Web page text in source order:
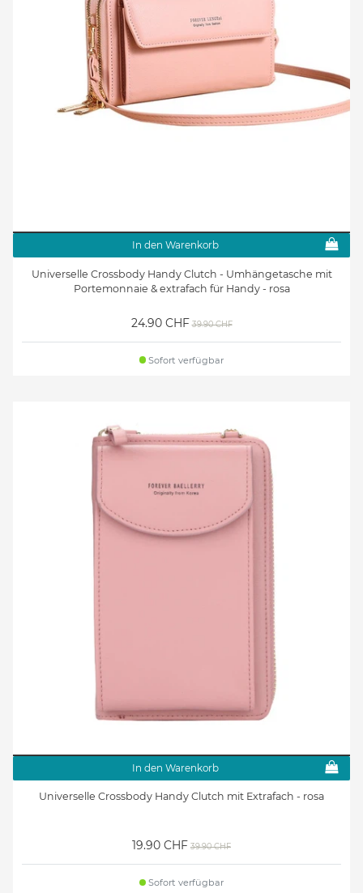
In den Warenkorb
Universelle Crossbody Handy Clutch - Umhängetasche mit
Portemonnaie & extrafach für Handy - rosa
24.90 CHF 39.90 CHF
Sofort verfügbar
In den Warenkorb
Universelle Crossbody Handy Clutch mit Extrafach - rosa
19.90 CHF 39.90 CHF
Sofort verfügbar